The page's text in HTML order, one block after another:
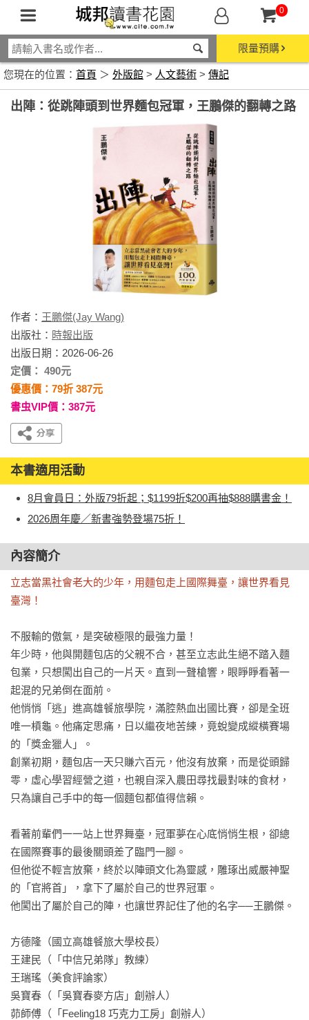
0
限量預購
您現在的位置： 首頁 ＞ 外版館 > 人文藝術 > 傳記
出陣：從跳陣頭到世界麵包冠軍，王鵬傑的翻轉之路
作者： 王鵬傑(Jay Wang)
出版社： 時報出版
出版日期：2026-06-26
定價： 490元
優惠價：79折 387元
書虫VIP價：387元
本書適用活動
8月會員日：外版79折起；$1199折$200再抽$888購書金！
2026周年慶／新書強勢登場75折！
內容簡介
立志當黑社會老大的少年，用麵包走上國際舞臺，讓世界看見
臺灣！
不服輸的傲氣，是突破極限的最強力量！
年少時，他與開麵包店的父親不合，甚至立志此生絕不踏入麵
包業，只想闖出自己的一片天。直到一聲槍響，眼睜睜看著一
起混的兄弟倒在面前。
他悄悄「逃」進高雄餐旅學院，滿腔熱血出國比賽，卻是全班
唯一槓龜。他痛定思痛，日以繼夜地苦練，竟蛻變成縱橫賽場
的「獎金獵人」。
創業初期，麵包店一天只賺六百元，他沒有放棄，而是從頭歸
零，虛心學習經營之道，也親自深入農田尋找最對味的食材，
只為讓自己手中的每一個麵包都值得信賴。
看著前輩們一一站上世界舞臺，冠軍夢在心底悄悄生根，卻總
在國際賽事的最後關頭差了臨門一腳。
但他從不輕言放棄，終於以陣頭文化為靈感，雕琢出威嚴神聖
的「官將首」，拿下了屬於自己的世界冠軍。
他闖出了屬於自己的陣，也讓世界記住了他的名字──王鵬傑。
方德隆（國立高雄餐旅大學校長）
王建民（「中信兄弟隊」教練）
王瑞瑤（美食評論家）
吳寶春（「吳寶春麥方店」創辦人）
茆師傅（「Feeling18 巧克力工房」創辦人）